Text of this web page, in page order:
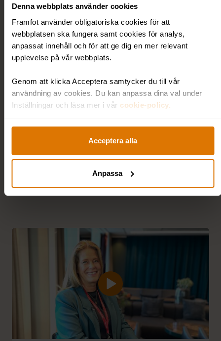
Denna webbplats använder cookies
Framfot använder obligatoriska cookies för att
webbplatsen ska fungera samt cookies för analys,
anpassat innehåll och för att ge dig en mer relevant
upplevelse på vår webbplats.
Genom att klicka Acceptera samtycker du till vår
användning av cookies. Du kan anpassa dina val under
Inställningar och läsa mer i vår cookie-policy.
Acceptera alla
Anpassa
vision. Rekommenderar varmt."
/Nan Cavalli
Skräddarsydda
uppdrag
med våra kunder